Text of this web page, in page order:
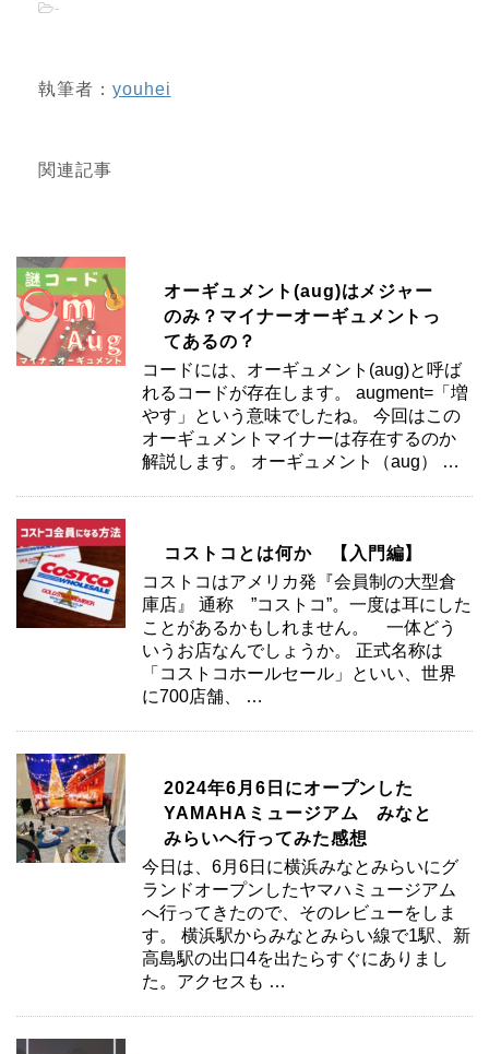
-
執筆者： youhei
関連記事
オーギュメント(aug)はメジャー
のみ？マイナーオーギュメントっ
てあるの？
コードには、オーギュメント(aug)と呼ば
れるコードが存在します。 augment=「増
やす」という意味でしたね。 今回はこの
オーギュメントマイナーは存在するのか
解説します。 オーギュメント（aug） …
コストコとは何か 【入門編】
コストコはアメリカ発『会員制の大型倉
庫店』 通称 ”コストコ”。一度は耳にした
ことがあるかもしれません。 一体どう
いうお店なんでしょうか。 正式名称は
「コストコホールセール」といい、世界
に700店舗、 …
2024年6月6日にオープンした
YAMAHAミュージアム みなと
みらいへ行ってみた感想
今日は、6月6日に横浜みなとみらいにグ
ランドオープンしたヤマハミュージアム
へ行ってきたので、そのレビューをしま
す。 横浜駅からみなとみらい線で1駅、新
高島駅の出口4を出たらすぐにありまし
た。アクセスも …